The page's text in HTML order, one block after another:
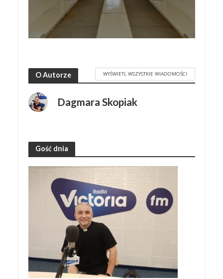
O Autorze WYŚWIETL WSZYSTKIE WIADOMOŚCI
Dagmara Skopiak
Gość dnia